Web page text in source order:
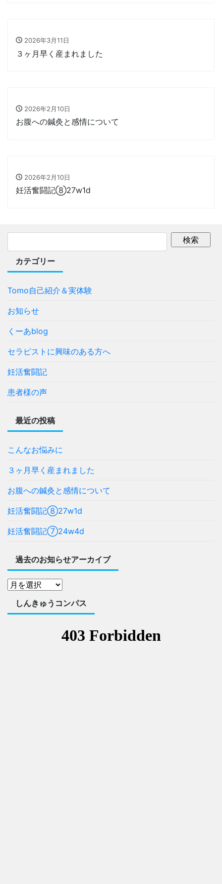
2026年3月11日
３ヶ月早く産まれました
2026年2月10日
お腹への鍼灸と感情について
2026年2月10日
妊活奮闘記⑧27w1d
カテゴリー
Tomo自己紹介＆実体験
お知らせ
くーあblog
セラピストに興味のある方へ
妊活奮闘記
患者様の声
最近の投稿
こんなお悩みに
３ヶ月早く産まれました
お腹への鍼灸と感情について
妊活奮闘記⑧27w1d
妊活奮闘記⑦24w4d
過去のお知らせアーカイブ
しんきゅうコンパス